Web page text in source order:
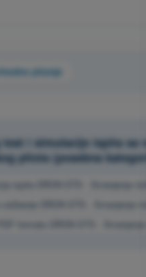
pitanje
test i simulacije ispita sa
pilota (posebna